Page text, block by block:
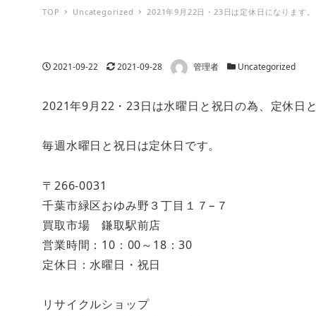
TOP Uncategorized 2021年9月22日・23日は定休日になります。
投稿日
2021-09-22 更新日
2021-09-28 著者 管理者 カテゴリー
Uncategorized
2021年9月22・23日は水曜日と祝日の為、定休日と
毎週水曜日と祝日は定休日です。
〒266-0031
千葉市緑区おゆみ野３丁目１７−７
買取市場 鎌取駅前店
営業時間：10：00～18：30
定休日：水曜日・祝日
リサイクルショップ